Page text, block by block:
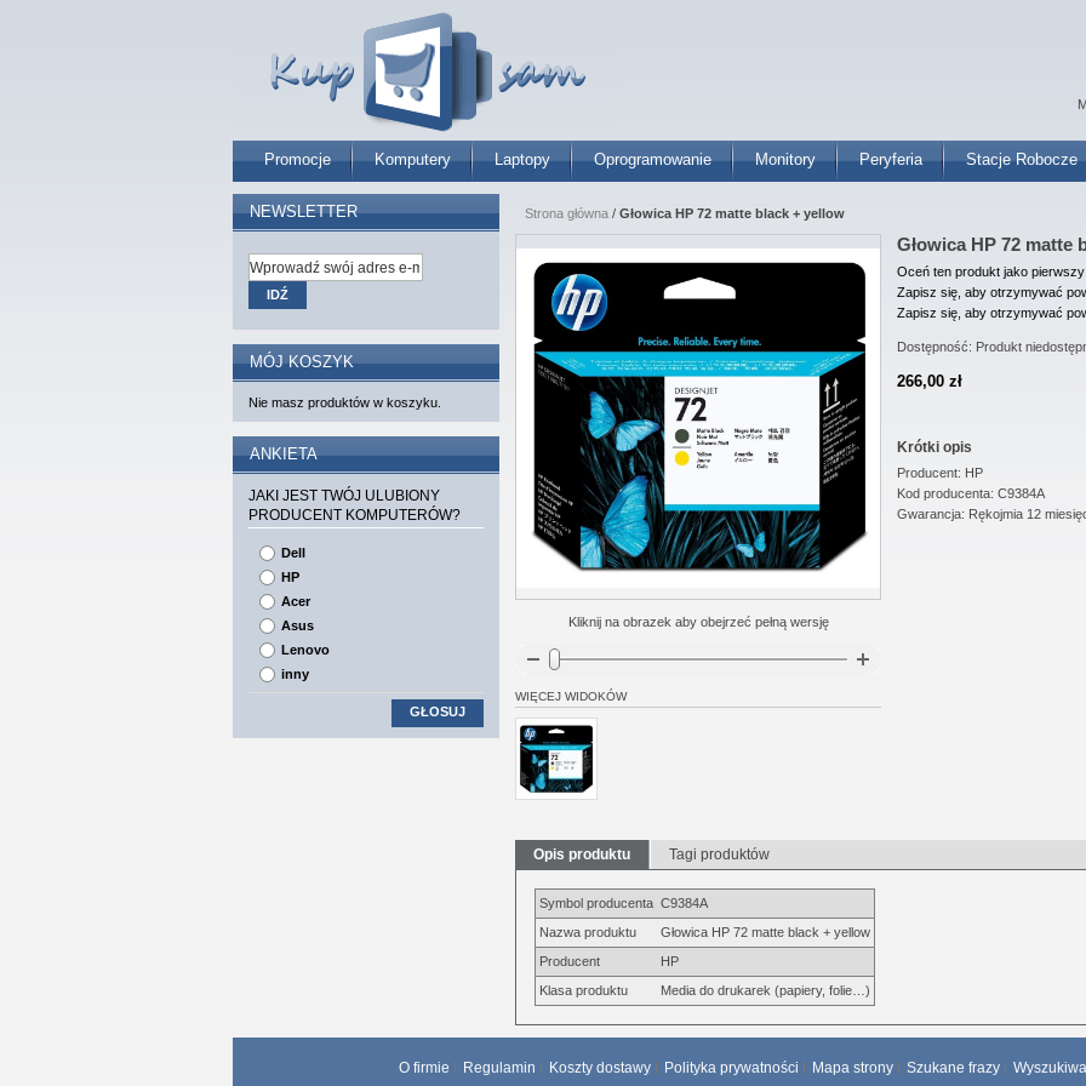
Promocje Komputery Laptopy Oprogramowanie Monitory Peryferia Stacje Robocze
Strona główna / Głowica HP 72 matte black + yellow
Głowica HP 72 matte
Oceń ten produkt jako pierwszy
Zapisz się, aby otrzymywać
Zapisz się, aby otrzymywać
Dostępność: Produkt
266,00 zł
Krótki opis
Producent: HP
Kod producenta: C9384A
Gwarancja: Rękojmia 12
Kliknij na obrazek aby obejrzeć pełną wersję
WIĘCEJ WIDOKÓW
Opis produktu Tagi produktów
Symbol producenta C9384A
Nazwa produktu
Głowica HP 72 matte black + yellow
Producent
HP
Klasa produktu
Media do drukarek (papiery, folie…)
NEWSLETTER
IDŹ
MÓJ KOSZYK
Nie masz produktów w koszyku.
ANKIETA
JAKI JEST TWÓJ ULUBIONY
PRODUCENT KOMPUTERÓW?
Dell
HP
Acer
Asus
Lenovo
inny
GŁOSUJ
O firmie Regulamin Koszty dostawy Polityka prywatności Mapa strony Szukane frazy